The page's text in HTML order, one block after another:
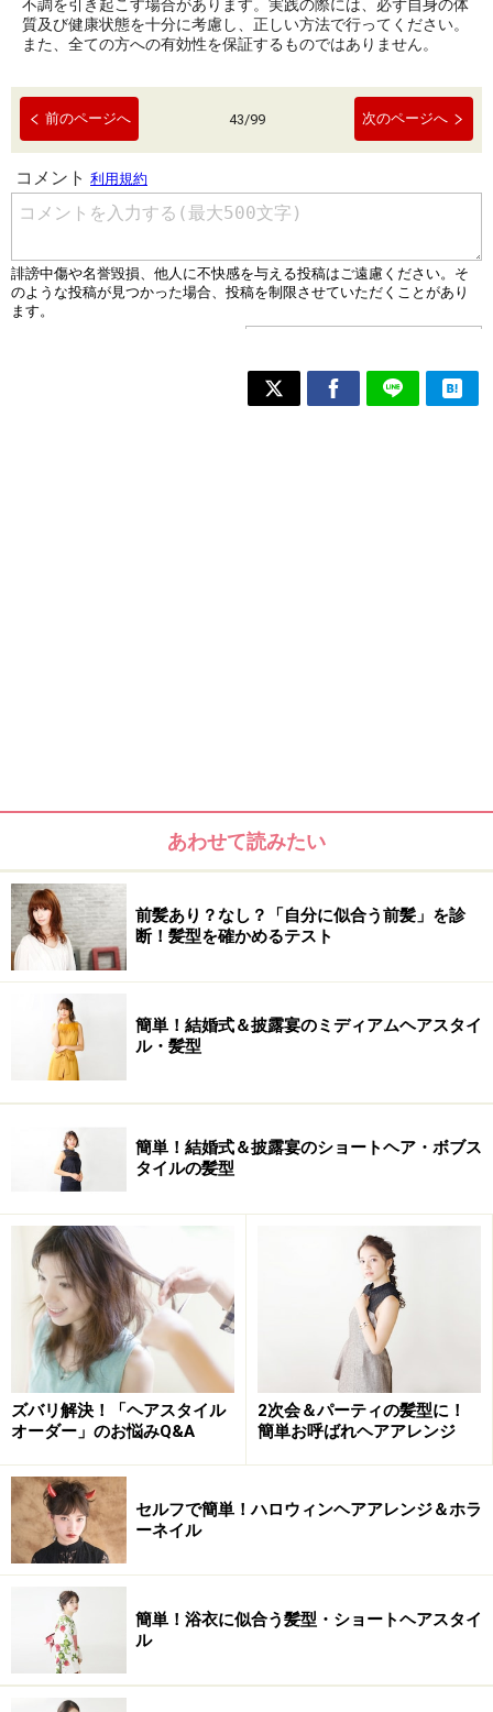
不調を引き起こす場合があります。実践の際には、必ず自身の体
質及び健康状態を十分に考慮し、正しい方法で行ってください。
また、全ての方への有効性を保証するものではありません。
前のページへ 43/99 次のページへ
あわせて読みたい
前髪あり？なし？「自分に似合う前髪」を診
断！髪型を確かめるテスト
簡単！結婚式＆披露宴のミディアムヘアスタイ
ル・髪型
簡単！結婚式＆披露宴のショートヘア・ボブス
タイルの髪型
ズバリ解決！「ヘアスタイル
オーダー」のお悩みQ&A
2次会＆パーティの髪型に！
簡単お呼ばれヘアアレンジ
セルフで簡単！ハロウィンヘアアレンジ＆ホラ
ーネイル
簡単！浴衣に似合う髪型・ショートヘアスタイ
ル